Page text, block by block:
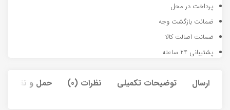
پرداخت در محل
ضمانت بازگشت وجه
ضمانت اصالت کالا
پشتیبانی 24 ساعته
ارسال توضیحات تکمیلی نظرات (0) حمل و نقل کالا